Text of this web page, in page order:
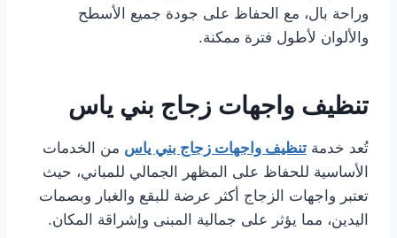
وراحة بال، مع الحفاظ على جودة جميع الأسطح
والألوان لأطول فترة ممكنة.
تنظيف واجهات زجاج بني ياس
تُعد خدمة تنظيف واجهات زجاج بني ياس من الخدمات
الأساسية للحفاظ على المظهر الجمالي للمباني، حيث
تعتبر واجهات الزجاج أكثر عرضة للبقع والغبار وبصمات
اليدين، مما يؤثر على جمالية المبنى وإشراقة المكان.